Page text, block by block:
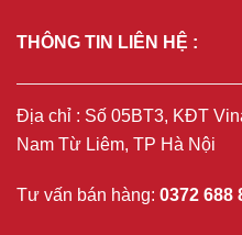
THÔNG TIN LIÊN HỆ :
Địa chỉ : Số 05BT3, KĐT
Nam Từ Liêm, TP Hà Nội
Tư vấn bán hàng: 0372 688